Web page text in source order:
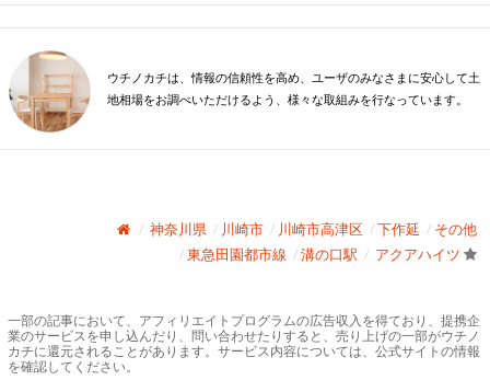
ウチノカチは、情報の信頼性を高め、ユーザのみなさまに安心して土
地相場をお調べいただけるよう、様々な取組みを行なっています。
神奈川県 川崎市 川崎市高津区 下作延
その他
東急田園都市線
溝の口駅 アクアハイツ
一部の記事において、アフィリエイトプログラムの広告収入を得ており、提携企
業のサービスを申し込んだり、問い合わせたりすると、売り上げの一部がウチノ
カチに還元されることがあります。サービス内容については、公式サイトの情報
を確認してください。